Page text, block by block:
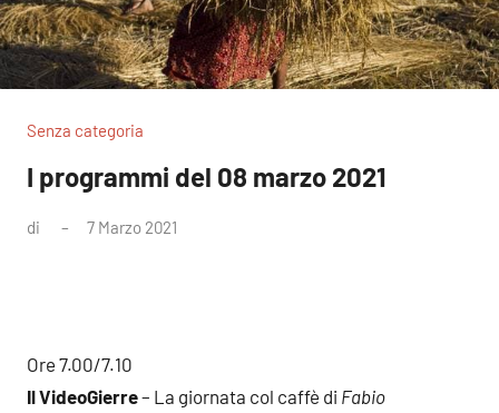
Senza categoria
I programmi del 08 marzo 2021
di 7 Marzo 2021
Ore 7.00/7.10
Il VideoGierre– La giornata col caffè di Fabio